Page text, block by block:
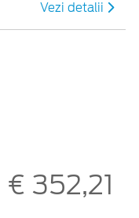
Vezi detalii
€ 352,21